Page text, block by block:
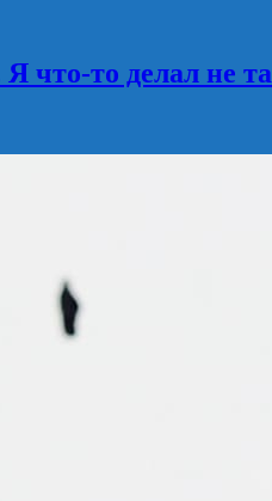
что-то делал не